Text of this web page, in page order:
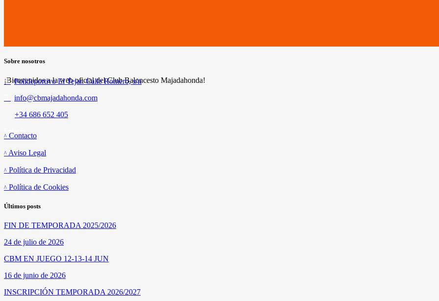
Sobre nosotros
¡Bienvenidos a la web oficial del Club Baloncesto Majadahonda!
Polideportivo El Tejar. Calle Romero, s/n
info@cbmajadahonda.com
+34 686 652 405
Contacto
Aviso Legal
Política de Privacidad
Política de Cookies
Últimos posts
FIN DE TEMPORADA 2025/2026
24 de julio de 2026
CBM EN JUEGO 12-13-14 JUN
16 de junio de 2026
INSCRIPCIÓN TEMPORADA 2026/2027